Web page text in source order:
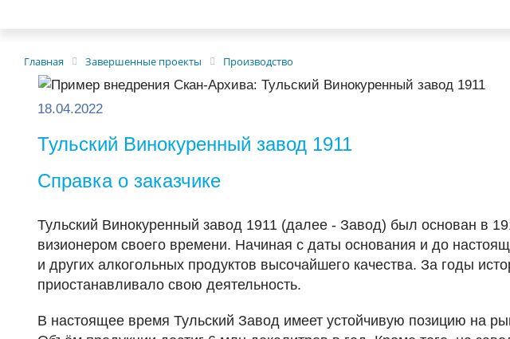
Главная Завершенные проекты Производство
18.04.2022
Тульский Винокуренный завод 1911
Справка о заказчике
Тульский Винокуренный завод 1911 (далее - Завод) был основан в
визионером своего времени. Начиная c даты основания и до
и других алкогольных продуктов высочайшего качества. За годы
приостанавливало свою деятельность.
В настоящее время Тульский Завод имеет устойчивую позицию на